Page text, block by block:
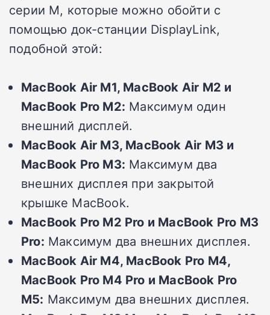
серии M, которые можно обойти с
помощью док-станции DisplayLink,
подобной этой:
MacBook Air M1, MacBook Air M2 и
MacBook Pro M2: Максимум один
внешний дисплей.
MacBook Air M3, MacBook Air M3 и
MacBook Pro M3: Максимум два
внешних дисплея при закрытой
крышке MacBook.
MacBook Pro M2 Pro и MacBook Pro M3
Pro: Максимум два внешних дисплея.
MacBook Air M4, MacBook Pro M4,
MacBook Pro M4 Pro и MacBook Pro
M5: Максимум два внешних дисплея.